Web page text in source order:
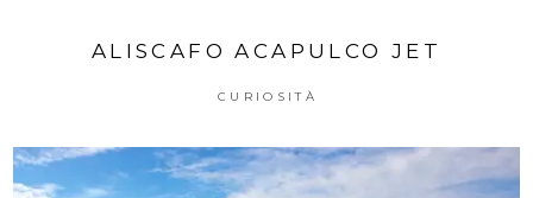
ALISCAFO ACAPULCO JET
CURIOSITÀ